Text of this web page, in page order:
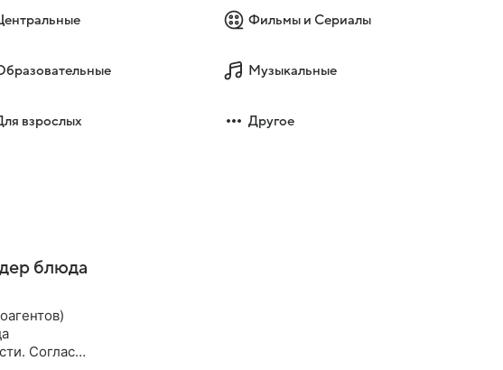
Фильмы и Сериалы
Музыкальные
взрослых Другое
блюда
Согласно